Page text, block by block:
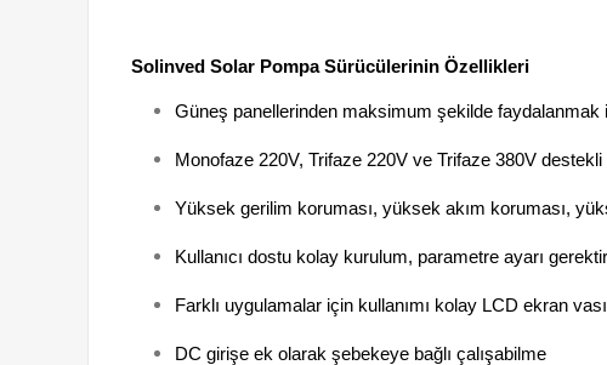
Solinved Solar Pompa Sürücülerinin Özellikleri
Güneş panellerinden maksimum şekilde
Monofaze 220V, Trifaze 220V ve Trifaze 380V
Yüksek gerilim koruması, yüksek akım koruması,
Kullanıcı dostu kolay kurulum, parametre ayarı
Farklı uygulamalar için kullanımı kolay LCD ekran
DC girişe ek olarak şebekeye bağlı çalışabilme